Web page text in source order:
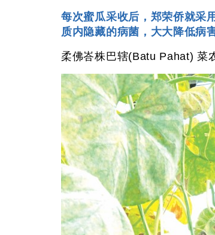
每次蜜瓜采收后，郑荣侨就采
质内隐藏的病菌，大大降低病
柔佛峇株巴辖(Batu Pahat) 菜